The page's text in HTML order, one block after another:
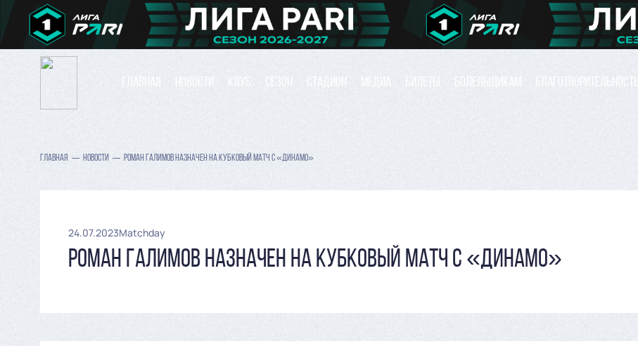
ГЛАВНАЯ НОВОСТИ КЛУБ СЕЗОН СТАДИОН МЕДИА БИЛЕТЫ БОЛЕЛЬЩИКАМ БЛАГОТВОРИТЕЛЬНОСТЬ
ГЛАВНАЯ НОВОСТИ РОМАН ГАЛИМОВ НАЗНАЧЕН НА КУБКОВЫЙ МАТЧ С «ДИНАМО»
24.07.2023Matchday
РОМАН ГАЛИМОВ НАЗНАЧЕН НА КУБКОВЫЙ МАТЧ С «ДИНАМО»